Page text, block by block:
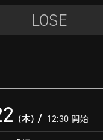
LOSE
（木） 12:30 開始